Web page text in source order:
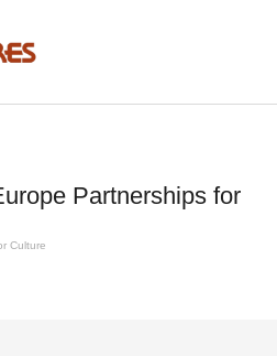
Partnerships for
Culture